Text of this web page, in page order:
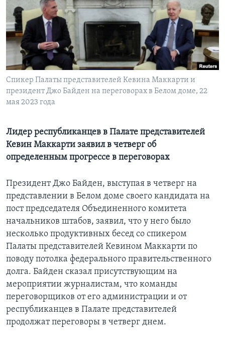
Learning English
СОЦИАЛЬНЫЕ СЕТИ
Языки
Спикер Палаты представителей Кевина Маккарти и
президент Джо Байден на переговорах в Белом доме, 22
мая 2023 года
Лидер республиканцев в Палате представителей
Кевин Маккарти заявил в четверг об
определенным прогрессе в переговорах
Президент Джо Байден, выступая в четверг на
представлении в Белом доме своего кандидата на
пост председателя Объединенного комитета
начальников штабов, заявил, что у него было
несколько продуктивных бесед со спикером
Палаты представителей Кевином Маккарти по
поводу потолка федерального правительственного
долга. Байден сказал присутствующим на
мероприятии журналистам, что команды
переговорщиков от его администрации и от
республиканцев в Палате представителей
продолжат переговоры в четверг днем.